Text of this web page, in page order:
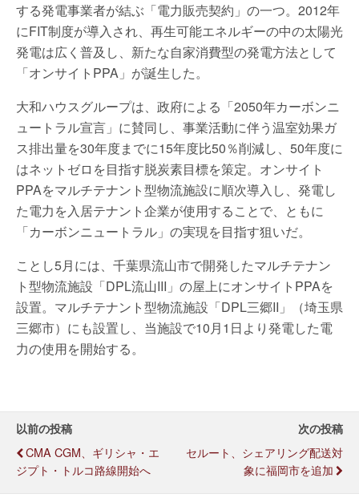
する発電事業者が結ぶ「電力販売契約」の一つ。2012年
にFIT制度が導入され、再生可能エネルギーの中の太陽光
発電は広く普及し、新たな自家消費型の発電方法として
「オンサイトPPA」が誕生した。
大和ハウスグループは、政府による「2050年カーボンニ
ュートラル宣言」に賛同し、事業活動に伴う温室効果ガ
ス排出量を30年度までに15年度比50％削減し、50年度に
はネットゼロを目指す脱炭素目標を策定。オンサイト
PPAをマルチテナント型物流施設に順次導入し、発電し
た電力を入居テナント企業が使用することで、ともに
「カーボンニュートラル」の実現を目指す狙いだ。
ことし5月には、千葉県流山市で開発したマルチテナン
ト型物流施設「DPL流山III」の屋上にオンサイトPPAを
設置。マルチテナント型物流施設「DPL三郷II」（埼玉県
三郷市）にも設置し、当施設で10月1日より発電した電
力の使用を開始する。
以前の投稿
CMA CGM、ギリシャ・エ
ジプト・トルコ路線開始へ
次の投稿
セルート、シェアリング配送対
象に福岡市を追加